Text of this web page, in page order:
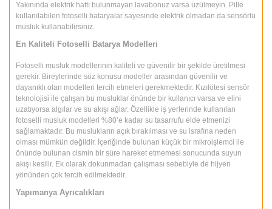
Yakınında elektrik hattı bulunmayan lavabonuz varsa üzülmeyin. Pille
kullanılabilen fotoselli bataryalar sayesinde elektrik olmadan da sensörlü
musluk kullanabilirsiniz.
En Kaliteli Fotoselli Batarya Modelleri
Fotoselli musluk modellerinin kaliteli ve güvenilir bir şekilde üretilmesi
gerekir. Bireylerinde söz konusu modeller arasından güvenilir ve
dayanıklı olan modelleri tercih etmeleri gerekmektedir. Kızılötesi sensör
teknolojisi ile çalışan bu musluklar önünde bir kullanıcı varsa ve elini
uzatıyorsa algılar ve su akışı ağlar. Özellikle iş yerlerinde kullanılan
fotoselli musluk modelleri %80’e kadar su tasarrufu elde etmenizi
sağlamaktadır. Bu muslukların açık bırakılması ve su israfına neden
olması mümkün değildir. İçeriğinde bulunan küçük bir mikroişlemci ile
önünde bulunan cismin bir süre hareket etmemesi sonucunda suyun
akışı kesilir. Ek olarak dokunmadan çalışması sebebiyle de hijyen
yönünden çok tercih edilmektedir.
Yapımanya Ayrıcalıkları